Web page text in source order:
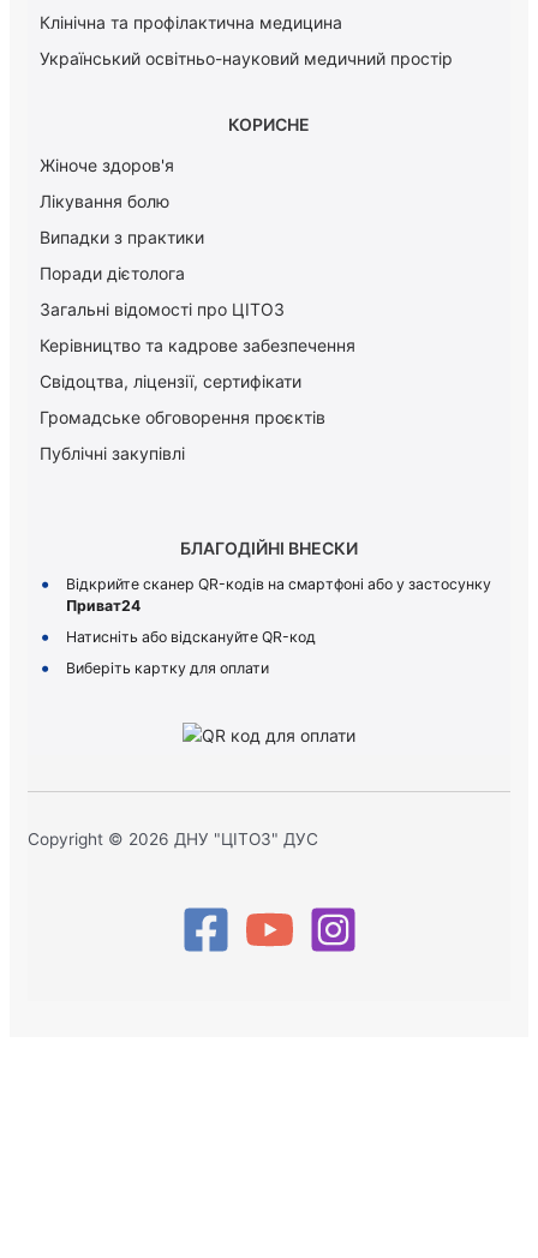
Клінічна та профілактична медицина
Український освітньо-науковий медичний простір
КОРИСНЕ
Жіноче здоров'я
Лікування болю
Випадки з практики
Поради дієтолога
Загальні відомості про ЦІТОЗ
Керiвництво та кадрове забезпечення
Свідоцтва, ліцензії, сертифікати
Громадське обговорення проєктів
Публічні закупівлі
БЛАГОДІЙНІ ВНЕСКИ
Відкрийте сканер QR-кодів на смартфоні або у застосунку
Приват24
Натисніть або відскануйте QR-код
Виберіть картку для оплати
Copyright © 2026 ДНУ "ЦІТОЗ" ДУС